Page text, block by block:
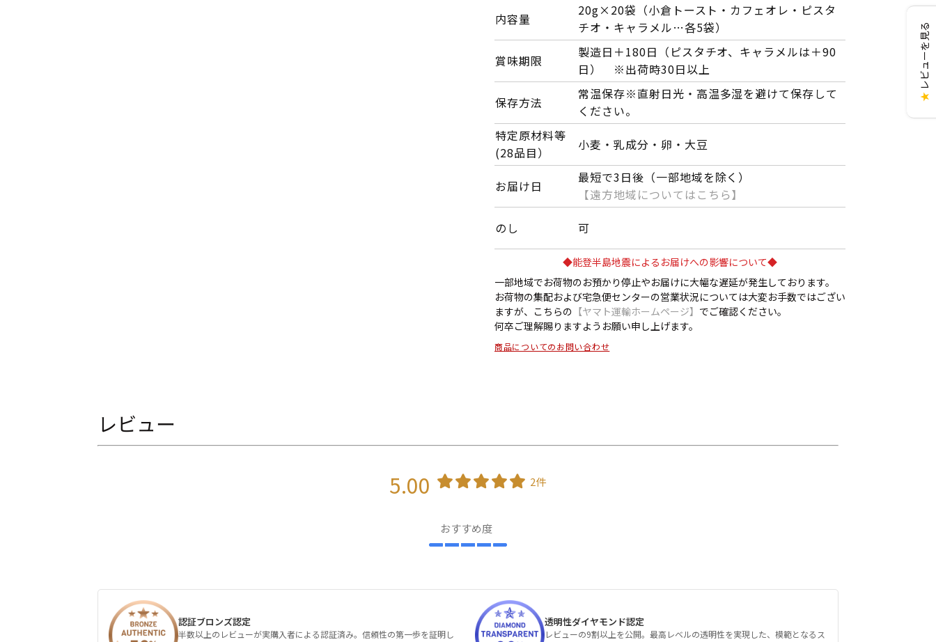
内容量
20g×20袋（小倉トースト・カフェオレ・ピスタ
チオ・キャラメル…各5袋）
賞味期限
製造日＋180日（ピスタチオ、キャラメルは＋90
日） ※出荷時30日以上
保存方法
常温保存※直射日光・高温多湿を避けて保存して
ください。
特定原材料等
(28品目）
小麦・乳成分・卵・大豆
お届け日
最短で3日後（一部地域を除く）
【遠方地域についてはこちら】
のし
可
◆能登半島地震によるお届けへの影響について◆
一部地域でお荷物のお預かり停止やお届けに大幅な遅延が発生しております。
お荷物の集配および宅急便センターの営業状況については大変お手数ではござい
ますが、こちらの 【ヤマト運輸ホームページ】 でご確認ください。
何卒ご理解賜りますようお願い申し上げます。
商品についてのお問い合わせ
レビュー
5.00 2件
おすすめ度
認証ブロンズ認定
半数以上のレビューが実購入者による認証済み。信頼性の第一歩を証明し
透明性ダイヤモンド認定
レビューの9割以上を公開。最高レベルの透明性を実現した、模範となるス
★
レビューを見る